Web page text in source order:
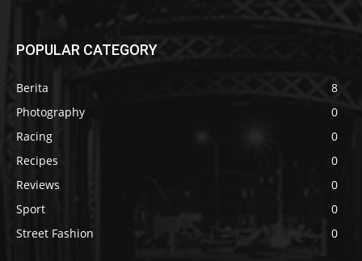
POPULAR CATEGORY
Berita
8
Photography
0
Racing
0
Recipes
0
Reviews
0
Sport
0
Street Fashion
0